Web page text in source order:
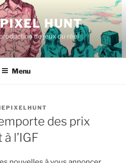
HUNT
de jeux du réel
Menu
des prix
l’IGF